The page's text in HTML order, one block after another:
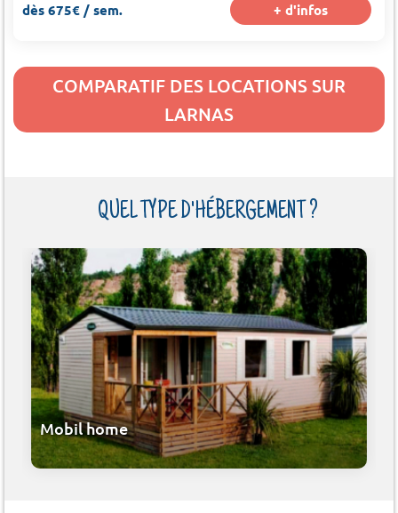
dès 675€ / sem. + d'infos
COMPARATIF DES LOCATIONS SUR
LARNAS
QUEL TYPE D'HÉBERGEMENT ?
Mobil home